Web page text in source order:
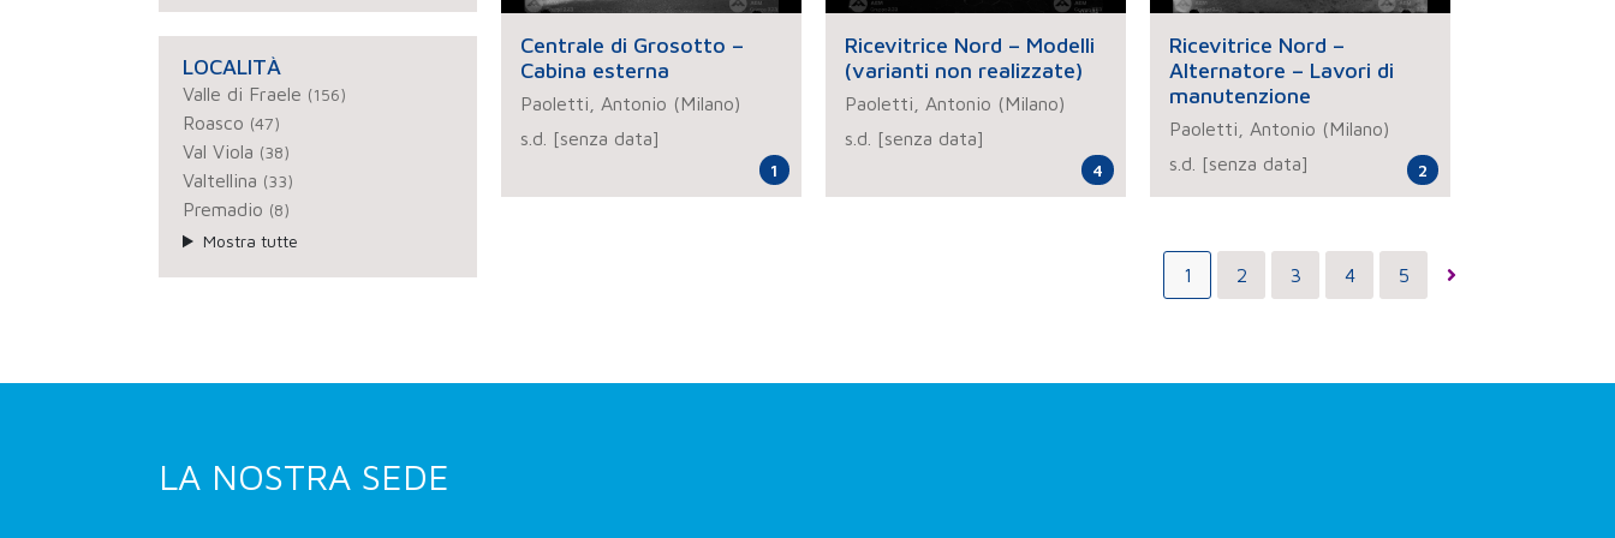
LOCALITÀ
Valle di Fraele (156)
Roasco (47)
Val Viola (38)
Valtellina (33)
Premadio (8)
Mostra tutte
Centrale di Grosotto –
Cabina esterna
Paoletti, Antonio (Milano)
s.d. [senza data]
1
Ricevitrice Nord – Modelli
(varianti non realizzate)
Paoletti, Antonio (Milano)
s.d. [senza data]
4
Ricevitrice Nord –
Alternatore – Lavori di
manutenzione
Paoletti, Antonio (Milano)
s.d. [senza data]
2
1 2 3 4 5
LA NOSTRA SEDE